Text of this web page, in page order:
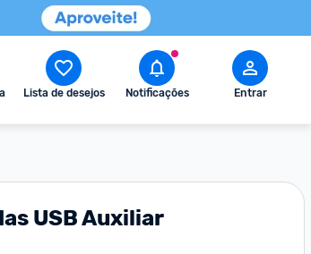
Lista de desejos Notificações Entrar
USB Auxiliar